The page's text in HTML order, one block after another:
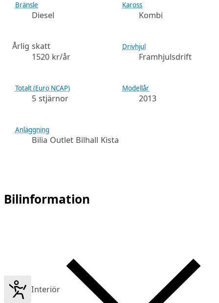
Bränsle
Diesel
Kaross
Kombi
Årlig skatt
1520 kr/år
Drivhjul
Framhjulsdrift
Totalt (Euro NCAP)
5 stjärnor
Modellår
2013
Anläggning
Bilia Outlet Bilhall Kista
Bilinformation
Interiör